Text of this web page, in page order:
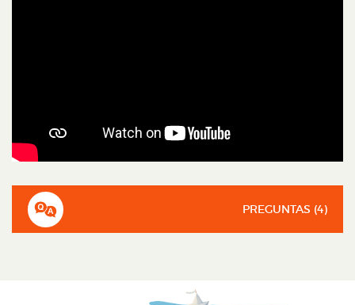
PREGUNTAS (4)